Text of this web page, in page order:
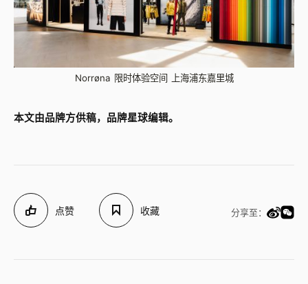
Norrøna 限时体验空间 上海浦东嘉里城
本文由品牌方供稿，品牌星球编辑。
点赞 收藏 分享至：